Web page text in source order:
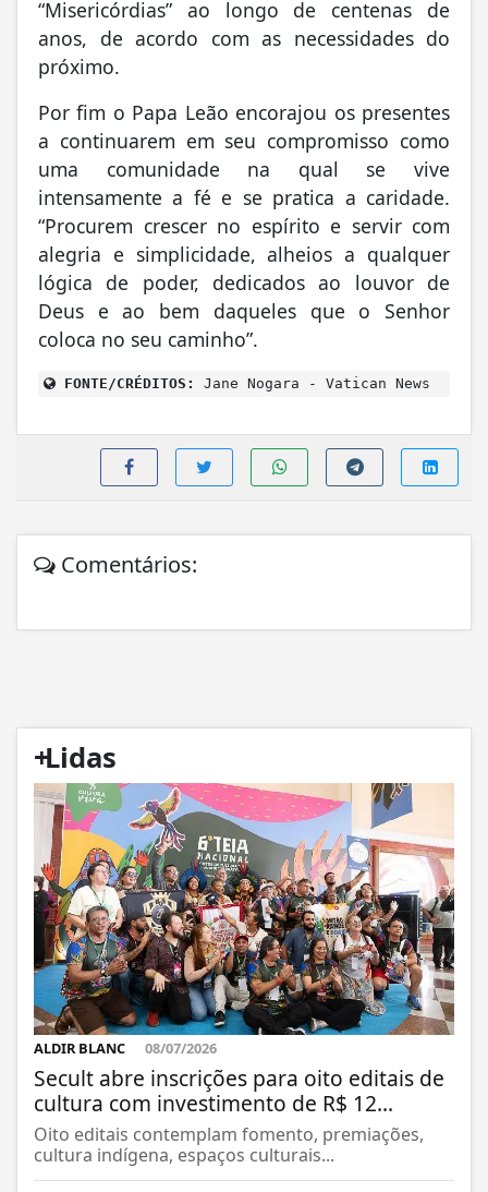
“Misericórdias” ao longo de centenas de
anos, de acordo com as necessidades do
próximo.
Por fim o Papa Leão encorajou os presentes
a continuarem em seu compromisso como
uma comunidade na qual se vive
intensamente a fé e se pratica a caridade.
“Procurem crescer no espírito e servir com
alegria e simplicidade, alheios a qualquer
lógica de poder, dedicados ao louvor de
Deus e ao bem daqueles que o Senhor
coloca no seu caminho”.
FONTE/CRÉDITOS: Jane Nogara - Vatican News
Comentários:
+
Lidas
ALDIR BLANC 08/07/2026
Secult abre inscrições para oito editais de
cultura com investimento de R$ 12...
Oito editais contemplam fomento, premiações,
cultura indígena, espaços culturais...